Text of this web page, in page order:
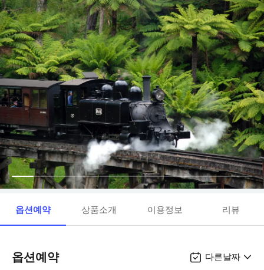
옵션예약 상품소개 이용정보 리뷰
옵션예약 다른날짜